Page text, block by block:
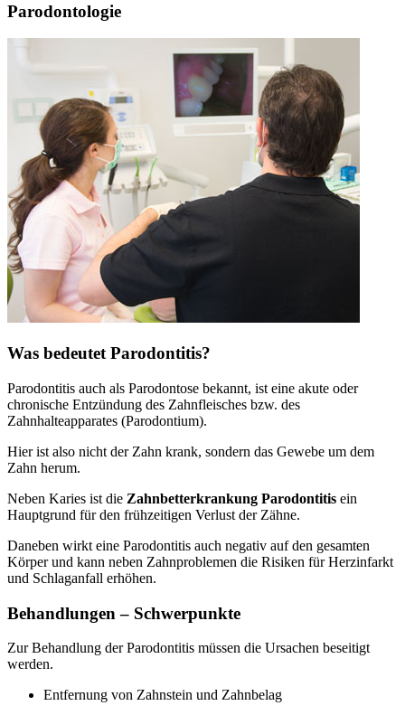
Parodontologie
Was bedeutet Parodontitis?
Parodontitis auch als Parodontose bekannt, ist eine akute oder
chronische Entzündung des Zahnfleisches bzw. des
Zahnhalteapparates (Parodontium).
Hier ist also nicht der Zahn krank, sondern das Gewebe um dem
Zahn herum.
Neben Karies ist die Zahnbetterkrankung Parodontitis ein
Hauptgrund für den frühzeitigen Verlust der Zähne.
Daneben wirkt eine Parodontitis auch negativ auf den gesamten
Körper und kann neben Zahnproblemen die Risiken für Herzinfarkt
und Schlaganfall erhöhen.
Behandlungen – Schwerpunkte
Zur Behandlung der Parodontitis müssen die Ursachen beseitigt
werden.
Entfernung von Zahnstein und Zahnbelag